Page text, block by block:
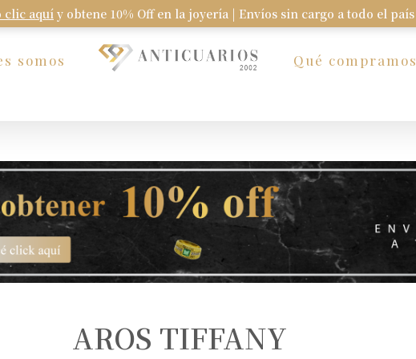
clic aquí y obtene 10% Off en la joyería | Envíos sin cargo a todo el país
somos Qué compramos
AROS TIFFANY